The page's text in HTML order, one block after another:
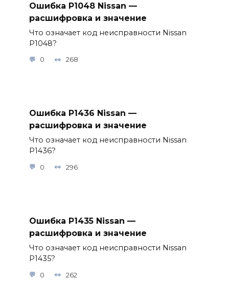
Ошибка P1048 Nissan —
расшифровка и значение
Что означает код неисправности Nissan
P1048?
0 268
Ошибка P1436 Nissan —
расшифровка и значение
Что означает код неисправности Nissan
P1436?
0 296
Ошибка P1435 Nissan —
расшифровка и значение
Что означает код неисправности Nissan
P1435?
0 262